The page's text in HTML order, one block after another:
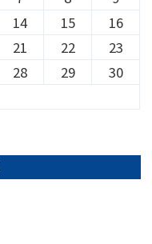
14 15
16
21 22
23
28 29
30